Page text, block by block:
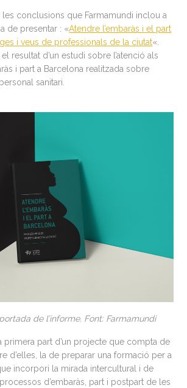
les conclusions que Farmamundi inclou a
de presentar : «Atendre l’embaràs i el part
i veus de professionals de la ciutat«.
resultat d’un estudi sobre l’atenció als
i part a Barcelona realitzada sobre
sanitari.
de l’informe. Font: Farmamundi
primera part d’un projecte que compta de
d’elles, la de preparar una formació per a
incorpori la mirada intercultural i de
d’embaràs, part i postpart de les